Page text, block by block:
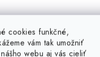
cookies funkčné,
vám tak umožniť
webu aj vás cieliť